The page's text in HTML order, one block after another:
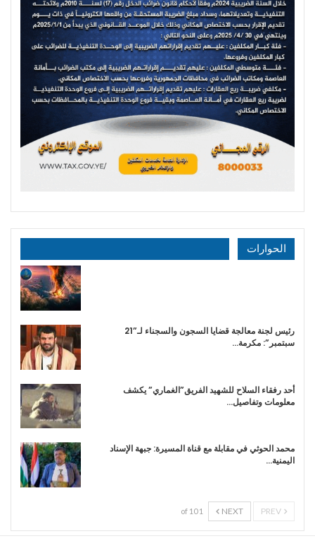
الحوارات
رئيس لجنة معالجة قضايا السجون والسجناء لـ”21
سبتمبر”: مكرمة…
أحد رفقاء السلاح للشهيد الفريق”الغماري” يكشف
معلومات وتفاصيل…
محمد الحوثي في مقابلة مع قناة المسيرة: جبهة الإسناد
اليمنية…
NEXT
1 of 10